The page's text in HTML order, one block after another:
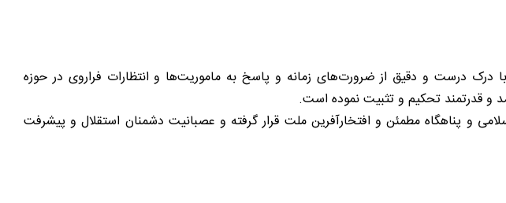
درک درست و دقیق از ضرورت‌های زمانه و پاسخ به ماموریت‌ها و انتظارات فراروی در حوزه
و قدرتمند تحکیم و تثبیت نموده است.
و پناهگاه مطمئن و افتخارآفرین ملت قرار گرفته و عصبانیت دشمنان استقلال و پیشرفت